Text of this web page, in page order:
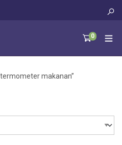
0
makanan”